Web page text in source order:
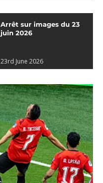
Arrêt sur images du 23
juin 2026
23rd June 2026